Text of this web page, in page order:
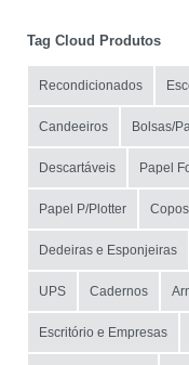
Tag Cloud Produtos
Recondicionados
Candeeiros Bolsas/
Descartáveis Papel
Papel P/Plotter Copos
Dedeiras e Esponjeiras
UPS Cadernos
Escritório e Empresas